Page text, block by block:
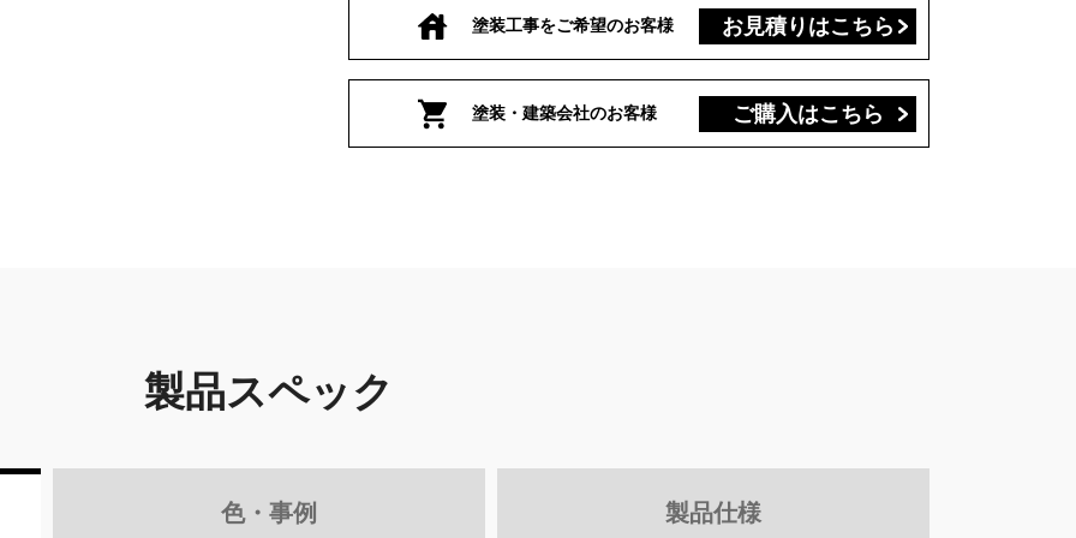
塗装工事をご希望のお客様 お見積りはこちら
塗装・建築会社のお客様 ご購入はこちら
製品スペック
色・事例 製品仕様